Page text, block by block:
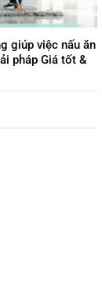
giúp việc nấu ăn
pháp Giá tốt &